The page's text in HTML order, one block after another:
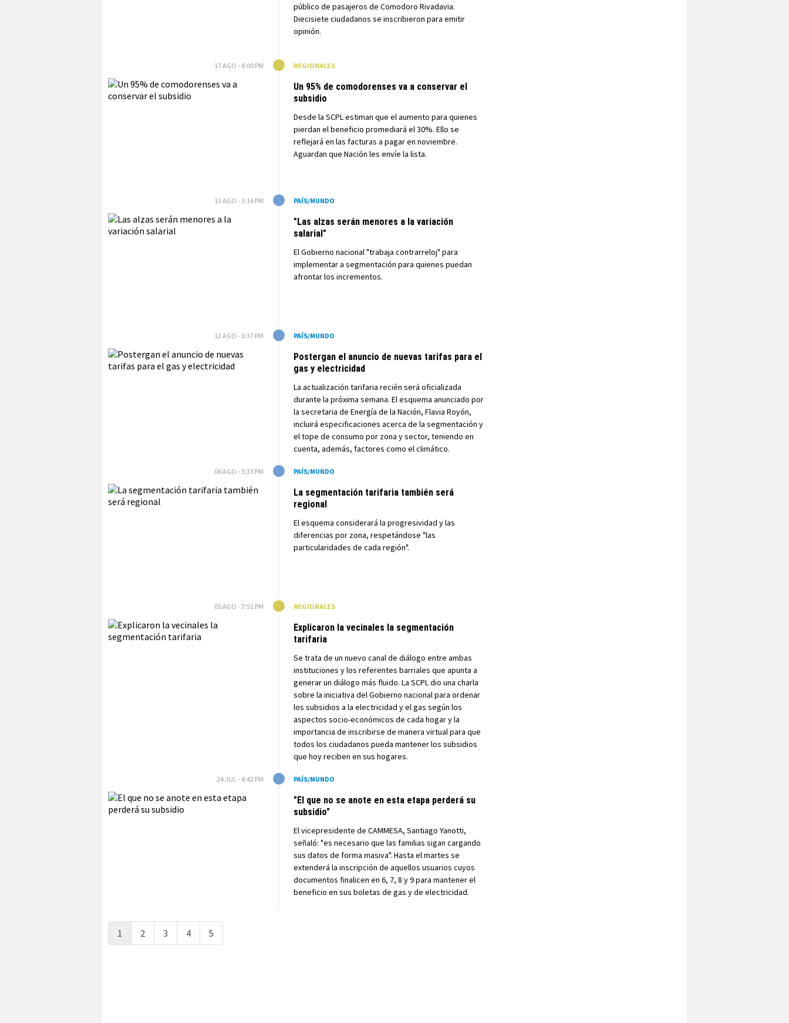
público de pasajeros de Comodoro Rivadavia.
Diecisiete ciudadanos se inscribieron para emitir
opinión.
17 AGO - 8:00 PM REGIONALES
Un 95% de comodorenses va a conservar el
subsidio
Desde la SCPL estiman que el aumento para quienes
pierdan el beneficio promediará el 30%. Ello se
reflejará en las facturas a pagar en noviembre.
Aguardan que Nación les envíe la lista.
13 AGO - 3:16 PM PAÍS/MUNDO
"Las alzas serán menores a la variación
salarial"
El Gobierno nacional "trabaja contrarreloj" para
implementar a segmentación para quienes puedan
afrontar los incrementos.
12 AGO - 6:37 PM PAÍS/MUNDO
Postergan el anuncio de nuevas tarifas para el
gas y electricidad
La actualización tarifaria recién será oficializada
durante la próxima semana. El esquema anunciado por
la secretaria de Energía de la Nación, Flavia Royón,
incluirá especificaciones acerca de la segmentación y
el tope de consumo por zona y sector, teniendo en
cuenta, además, factores como el climático.
06 AGO - 5:33 PM PAÍS/MUNDO
La segmentación tarifaria también será
regional
El esquema considerará la progresividad y las
diferencias por zona, respetándose "las
particularidades de cada región".
05 AGO - 7:51 PM REGIONALES
Explicaron la vecinales la segmentación
tarifaria
Se trata de un nuevo canal de diálogo entre ambas
instituciones y los referentes barriales que apunta a
generar un diálogo más fluido. La SCPL dio una charla
sobre la iniciativa del Gobierno nacional para ordenar
los subsidios a la electricidad y el gas según los
aspectos socio-económicos de cada hogar y la
importancia de inscribirse de manera virtual para que
todos los ciudadanos pueda mantener los subsidios
que hoy reciben en sus hogares.
24 JUL - 4:42 PM PAÍS/MUNDO
"El que no se anote en esta etapa perderá su
subsidio"
El vicepresidente de CAMMESA, Santiago Yanotti,
señaló: "es necesario que las familias sigan cargando
sus datos de forma masiva". Hasta el martes se
extenderá la inscripción de aquellos usuarios cuyos
documentos finalicen en 6, 7, 8 y 9 para mantener el
beneficio en sus boletas de gas y de electricidad.
1 2 3 4 5